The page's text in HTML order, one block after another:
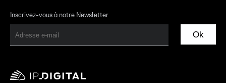
Inscrivez-vous à notre Newsletter
Ok